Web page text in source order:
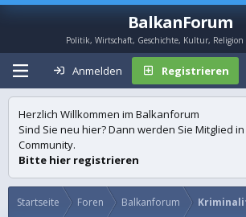
BalkanForum
Politik, Wirtschaft, Geschichte, Kultur, Religion
Anmelden Registrieren
Herzlich Willkommen im Balkanforum
Sind Sie neu hier? Dann werden Sie Mitglied
Community.
Bitte hier registrieren
Startseite Foren Balkanforum